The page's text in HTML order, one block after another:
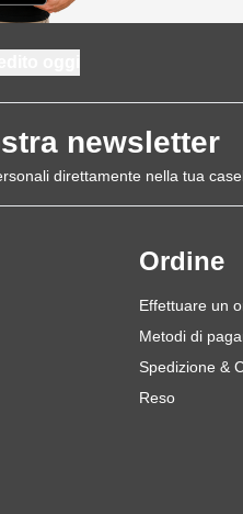
newsletter
direttamente nella tua
Ordine
Effettuare un
Metodi di
Spedizione &
Reso